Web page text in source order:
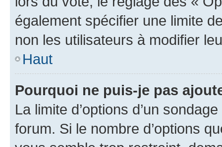
également spécifier une limite
non les utilisateurs à modifier
Haut
Pourquoi ne puis-je pas
La limite d’options d’un
forum. Si le nombre d’options